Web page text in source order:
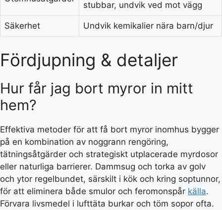
stubbar, undvik ved mot vägg
Säkerhet Undvik kemikalier nära barn/djur
Fördjupning & detaljer
Hur får jag bort myror in mitt
hem?
Effektiva metoder för att få bort myror inomhus bygger
på en kombination av noggrann rengöring,
tätningsåtgärder och strategiskt utplacerade myrdosor
eller naturliga barrierer. Dammsug och torka av golv
och ytor regelbundet, särskilt i kök och kring soptunnor,
för att eliminera både smulor och feromonspår källa.
Förvara livsmedel i lufttäta burkar och töm sopor ofta.